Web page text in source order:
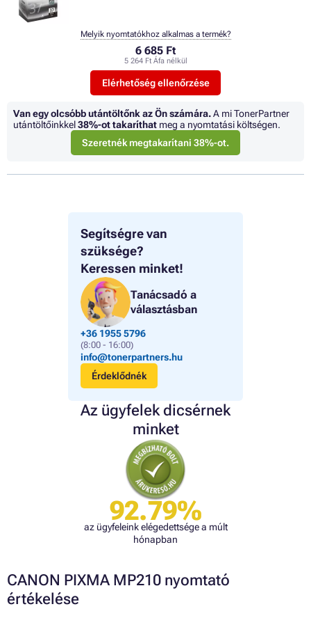
Segítségre van
szüksége?
Keressen minket!
Tanácsadó a
választásban
+36 1955 5796
(8:00 - 16:00)
info@tonerpartners.hu
Érdeklődnék
Az ügyfelek dicsérnek
minket
92.79%
az ügyfeleink elégedettsége a múlt
hónapban
6 685 Ft
5 264 Ft Áfa nélkül
Elérhetőség ellenőrzése
Melyik nyomtatókhoz alkalmas a termék?
Van egy olcsóbb utántöltőnk az Ön számára.A mi TonerPartner
utántöltőinkkel38%-ot takaríthat meg a nyomtatási költségen.
Szeretnék megtakarítani 38%-ot.
CANON PIXMA MP210 nyomtató
értékelése